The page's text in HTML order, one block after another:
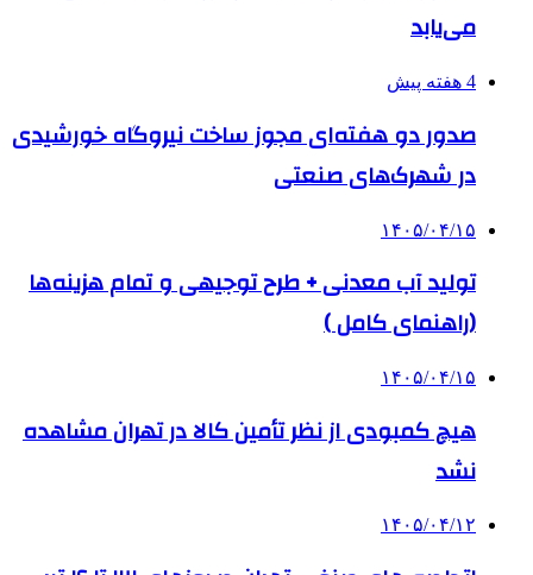
می‌یابد
4 هفته پیش
صدور دو هفته‌ای مجوز ساخت نیروگاه خورشیدی
در شهرک‌های صنعتی
۱۴۰۵/۰۴/۱۵
تولید آب معدنی + طرح توجیهی و تمام هزینه‌ها
(راهنمای کامل )
۱۴۰۵/۰۴/۱۵
هیچ کمبودی از نظر تأمین کالا در تهران مشاهده
نشد
۱۴۰۵/۰۴/۱۲